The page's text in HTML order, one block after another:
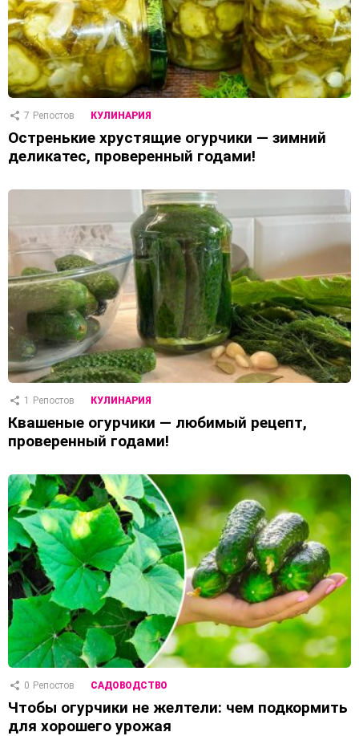
7 Репостов КУЛИНАРИЯ
Остренькие хрустящие огурчики — зимний
деликатес, проверенный годами!
1 Репостов КУЛИНАРИЯ
Квашеные огурчики — любимый рецепт,
проверенный годами!
0 Репостов САДОВОДСТВО
Чтобы огурчики не желтели: чем подкормить
для хорошего урожая